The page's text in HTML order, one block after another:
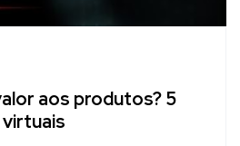
aos produtos? 5
virtuais